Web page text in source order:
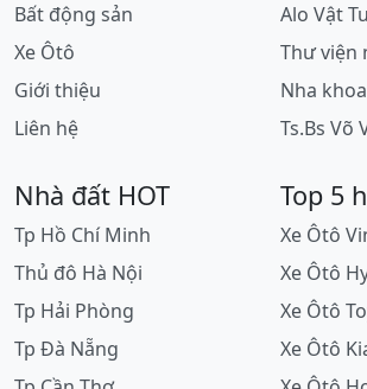
Bất động sản
Xe Ôtô
Giới thiệu
Liên hệ
Alo Vật
Thư viện
Nha
Ts.Bs Võ
Nhà đất HOT
Tp Hồ Chí Minh
Thủ đô Hà Nội
Tp Hải Phòng
Tp Đà Nẵng
Top 5
Xe Ôtô
Xe Ôtô
Xe Ôtô
Xe Ôtô